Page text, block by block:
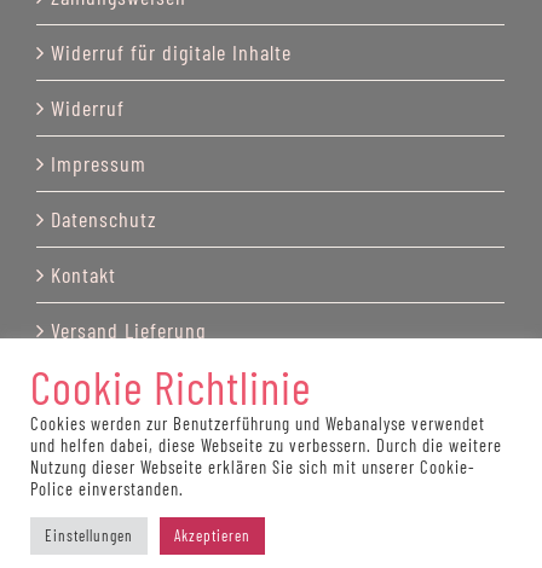
Widerruf für digitale Inhalte
Widerruf
Impressum
Datenschutz
Kontakt
Versand Lieferung
© Copyright by Katrin Recktenwald 2025
Cookie Richtlinie
Cookies werden zur Benutzerführung und Webanalyse verwendet
und helfen dabei, diese Webseite zu verbessern. Durch die weitere
Nutzung dieser Webseite erklären Sie sich mit unserer Cookie-
Police einverstanden.
Einstellungen Akzeptieren